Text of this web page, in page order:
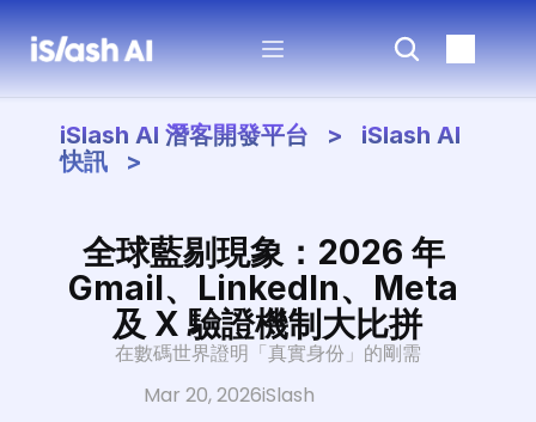
iSlash AI 潛客開發平台   >   iSlash AI
快訊   >
全球藍剔現象：2026 年
Gmail、LinkedIn、Meta
及 X 驗證機制大比拼
在數碼世界證明「真實身份」的剛需
Mar 20, 2026iSlash